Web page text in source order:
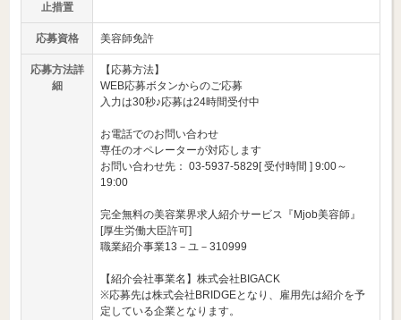
止措置
応募資格 美容師免許
応募方法詳
細
【応募方法】
WEB応募ボタンからのご応募
入力は30秒♪応募は24時間受付中
お電話でのお問い合わせ
専任のオペレーターが対応します
お問い合わせ先： 03-5937-5829[ 受付時間 ] 9:00～
19:00
完全無料の美容業界求人紹介サービス『Mjob美容師』
[厚生労働大臣許可]
職業紹介事業13－ユ－310999
【紹介会社事業名】株式会社BIGACK
※応募先は株式会社BRIDGEとなり、雇用先は紹介を予
定している企業となります。